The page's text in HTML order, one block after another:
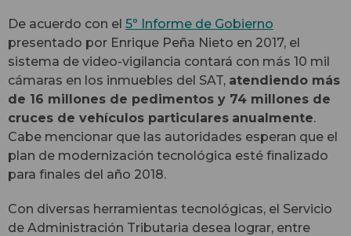
De acuerdo con el 5º Informe de Gobierno
presentado por Enrique Peña Nieto en 2017, el
sistema de video-vigilancia contará con más 10 mil
cámaras en los inmuebles del SAT, atendiendo más
de 16 millones de pedimentos y 74 millones de
cruces de vehículos particulares anualmente.
Cabe mencionar que las autoridades esperan que el
plan de modernización tecnológica esté finalizado
para finales del año 2018.
Con diversas herramientas tecnológicas, el Servicio
de Administración Tributaria desea lograr, entre